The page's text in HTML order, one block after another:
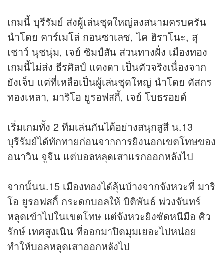
เกมนี้ บุรีรัมย์ ส่งผู้เล่นชุดใหญ่ลงสนามครบครัน
นำโดย คาร์เมโล่ กอนซาเลซ, ไค ฮิราโนะ, สุ
เชาว์ นุชนุ่ม, เจย์ ซิมป์สัน ส่วนทางฝั่ง เมืองทอง
เกมนี้ไม่ส่ง ธีรศิลป์ แดงดา เป็นตัวจริงเนื่องจาก
ยังเจ็บ แต่ที่เหลือเป็นผู้เล่นชุดใหญ่ นำโดย ดัสกร
ทองเหลา, มาริโอ ยูรอฟสกี้, เจย์ โบธรอยด์
เริ่มเกมทั้ง 2 ทีมเล่นกันได้อย่างสนุกสูสี น.13
บุรีรัมย์ได้ทักทายก่อนจากการยิงนอกเขตโทษของ
อนาวิน จูจีน แต่บอลหลุดเสาแรกออกหลังไป
จากนั้นน.15 เมืองทองได้ลุ้นบ้างจากจังหวะที่ มาริ
โอ ยูรอฟสกี้ กระดกบอลให้ บิติพันธ์ พ่วงจันทร์
หลุดเข้าไปในเขตโทษ แต่จังหวะยิงซัดหนีมือ ศิว
รักษ์ เทศสูงเนิน ที่ออกมาปิดมุมเยอะไปหน่อย
ทำให้บอลหลุดเสาออกหลังไป